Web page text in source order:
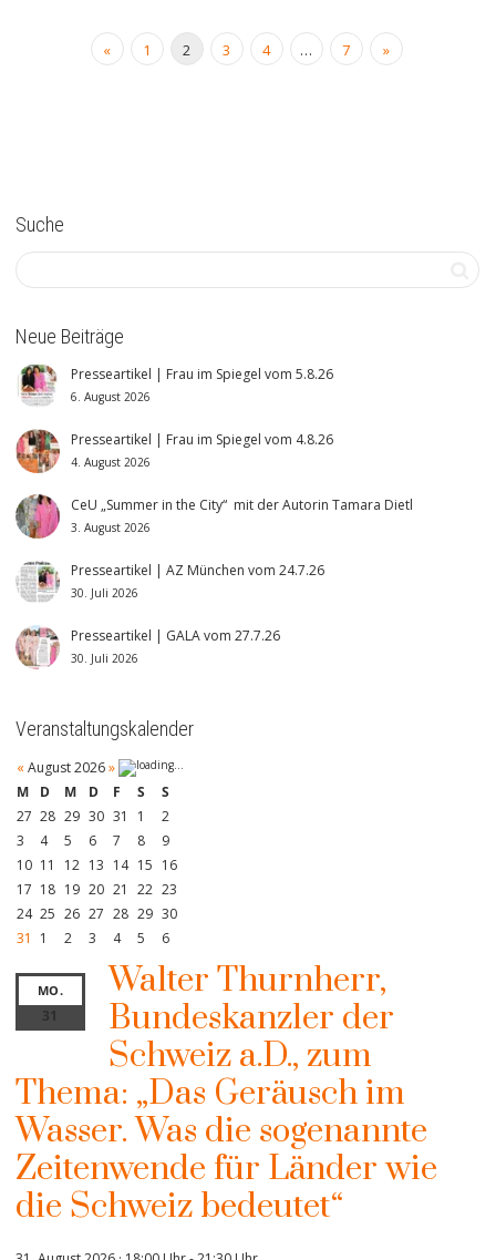
« 1 2 3 4 … 7 »
Suche
Neue Beiträge
Presseartikel | Frau im Spiegel vom 5.8.26
6. August 2026
Presseartikel | Frau im Spiegel vom 4.8.26
4. August 2026
CeU „Summer in the City“ mit der Autorin Tamara Dietl
3. August 2026
Presseartikel | AZ München vom 24.7.26
30. Juli 2026
Presseartikel | GALA vom 27.7.26
30. Juli 2026
Veranstaltungskalender
« August 2026»
M
D M D F S
S
27 28 29 30 31 1
2
3
4 5 6 7 8
9
10 11 12 13 14 15 16
17 18 19 20 21 22 23
24 25 26 27 28 29 30
31
1 2 3 4 5 6
MO.
31
Walter Thurnherr,
Bundeskanzler der
Schweiz a.D., zum
Thema: „Das Geräusch im
Wasser. Was die sogenannte
Zeitenwende für Länder wie
die Schweiz bedeutet“